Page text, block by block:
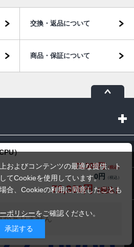
）
72,300円
0円
72,300円
がありません
交換・返品について
商品・保証について
問い合わせ
およびコンテンツの最適な提供、ト
てCookieを使用しています。
合、Cookieの利用に同意したことも
ポリシーをご確認ください。
承諾する